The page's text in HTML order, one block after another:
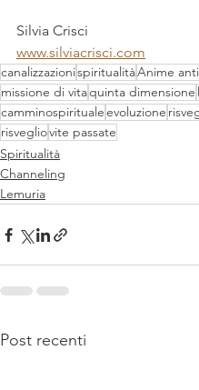
Silvia Crisci
www.silviacrisci.com
canalizzazionispiritualitàAnime
missione di vitaquinta dimensione
camminospiritualeevoluzione
risvegliovite passate
Spiritualità
Channeling
Lemuria
Post recenti